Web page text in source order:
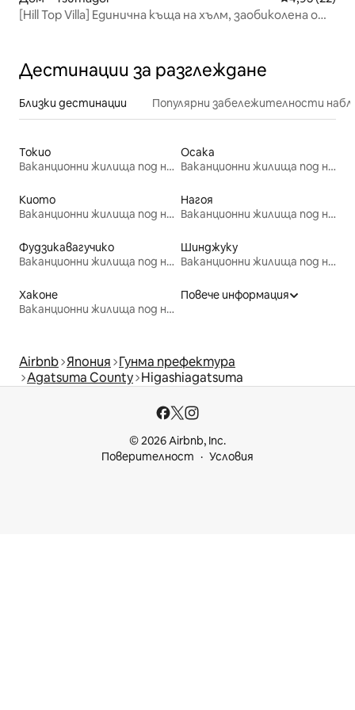
[Hill Top Villa] Единична къща на хълм, заобиколена от
Дестинации за разглеждане
Близки дестинации Популярни забележителности
Токио
Ваканционни жилища под наем
Осака
Ваканционни жилища под наем
Киото
Ваканционни жилища под наем
Нагоя
Ваканционни жилища под наем
Фудзикавагучико
Ваканционни жилища под наем
Шинджуку
Ваканционни жилища под наем
Хаконе
Ваканционни жилища под наем
Повече информация
Airbnb Япония Гунма префектура
Agatsuma County Higashiagatsuma
© 2026 Airbnb, Inc.
Поверителност
Условия